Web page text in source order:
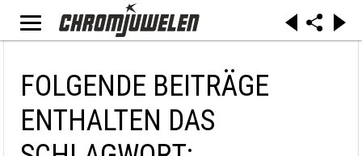
FOLGENDE BEITRÄGE
ENTHALTEN DAS